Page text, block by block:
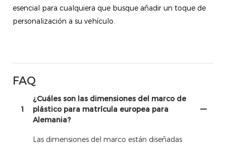
esencial para cualquiera que busque añadir un toque de
personalización a su vehículo.
FAQ
1
¿Cuáles son las dimensiones del marco de
plástico para matrícula europea para
Alemania?
Las dimensiones del marco están diseñadas